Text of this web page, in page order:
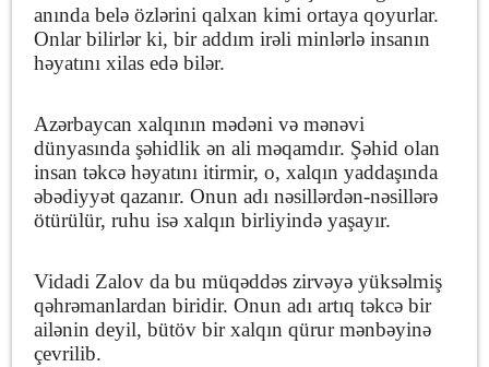
anında belə özlərini qalxan kimi ortaya qoyurlar.
Onlar bilirlər ki, bir addım irəli minlərlə insanın
həyatını xilas edə bilər.
Azərbaycan xalqının mədəni və mənəvi
dünyasında şəhidlik ən ali məqamdır. Şəhid olan
insan təkcə həyatını itirmir, o, xalqın yaddaşında
əbədiyyət qazanır. Onun adı nəsillərdən-nəsillərə
ötürülür, ruhu isə xalqın birliyində yaşayır.
Vidadi Zalov da bu müqəddəs zirvəyə yüksəlmiş
qəhrəmanlardan biridir. Onun adı artıq təkcə bir
ailənin deyil, bütöv bir xalqın qürur mənbəyinə
çevrilib.